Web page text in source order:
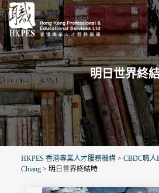
明日世界終
HKPES 香港專業人才服務機構 > CBDC職人
Chiang > 明日世界終結時